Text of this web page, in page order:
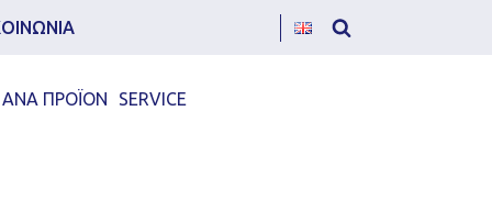
ΑΝΑ ΠΡΟΪΟΝ SERVICE